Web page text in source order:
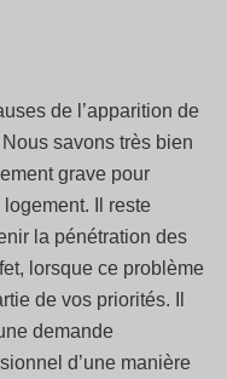
de l’apparition de
Nous savons très bien
grave pour
Il reste
la pénétration des
lorsque ce problème
de vos priorités. Il
demande
d’une manière